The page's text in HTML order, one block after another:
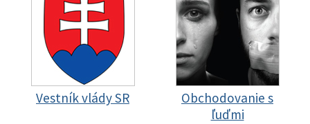
Vestník vlády SR
Obchodovanie s
ľuďmi